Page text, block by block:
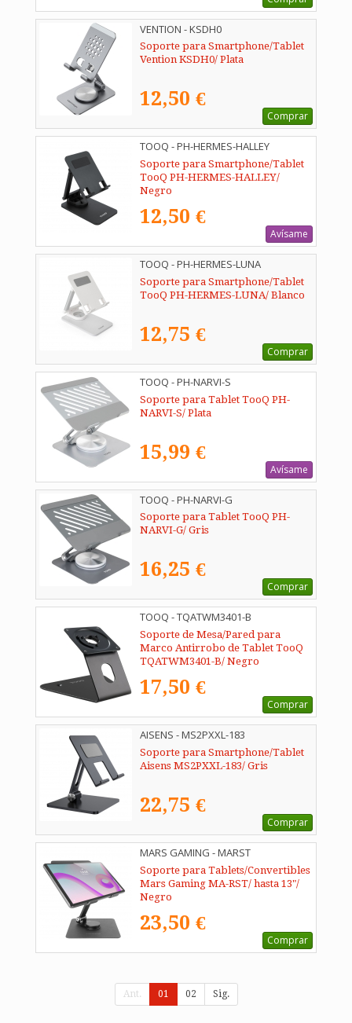
VENTION - KSDH0
Soporte para Smartphone/Tablet
Vention KSDH0/ Plata
12,50 €
Comprar
TOOQ - PH-HERMES-HALLEY
Soporte para Smartphone/Tablet
TooQ PH-HERMES-HALLEY/
Negro
12,50 €
Avísame
TOOQ - PH-HERMES-LUNA
Soporte para Smartphone/Tablet
TooQ PH-HERMES-LUNA/ Blanco
12,75 €
Comprar
TOOQ - PH-NARVI-S
Soporte para Tablet TooQ PH-
NARVI-S/ Plata
15,99 €
Avísame
TOOQ - PH-NARVI-G
Soporte para Tablet TooQ PH-
NARVI-G/ Gris
16,25 €
Comprar
TOOQ - TQATWM3401-B
Soporte de Mesa/Pared para
Marco Antirrobo de Tablet TooQ
TQATWM3401-B/ Negro
17,50 €
Comprar
AISENS - MS2PXXL-183
Soporte para Smartphone/Tablet
Aisens MS2PXXL-183/ Gris
22,75 €
Comprar
MARS GAMING - MARST
Soporte para Tablets/Convertibles
Mars Gaming MA-RST/ hasta 13"/
Negro
23,50 €
Comprar
Ant. 01 02 Sig.